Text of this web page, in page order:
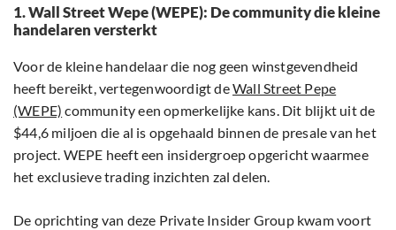
1. Wall Street Wepe (WEPE): De community die kleine
handelaren versterkt
Voor de kleine handelaar die nog geen winstgevendheid
heeft bereikt, vertegenwoordigt deWall Street Pepe
(WEPE) community een opmerkelijke kans. Dit blijkt uit de
$44,6 miljoen die al is opgehaald binnen de presale van het
project. WEPE heeft een insidergroep opgericht waarmee
het exclusieve trading inzichten zal delen.
De oprichting van deze Private Insider Group kwam voort